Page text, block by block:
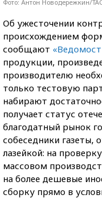
Фото: Антон Новодережкин/
Об ужесточении
происхождением
сообщают
продукции,
производителю
только тестовую
набирают
получает статус
благодатный рынок
собеседники газеты,
лазейкой: на
массовом
на более дешевые
сборку прямо в